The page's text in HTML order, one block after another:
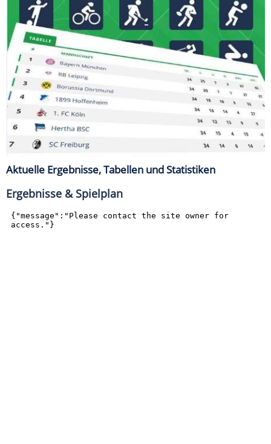
Aktuelle Ergebnisse, Tabellen und Statistiken
Ergebnisse & Spielplan